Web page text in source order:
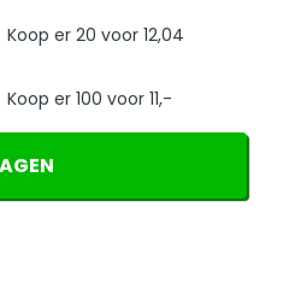
Koop er 20 voor 12,04
Koop er 100 voor 11,-